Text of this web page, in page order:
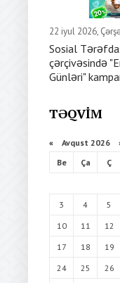
22 iyul 2026,
Sosial
çərçivəsində
Günləri"
TƏQVIM
« Avqust 2026
Be
Ça Ç
3
4 5
10
11 12
17
18 19
24
25 26